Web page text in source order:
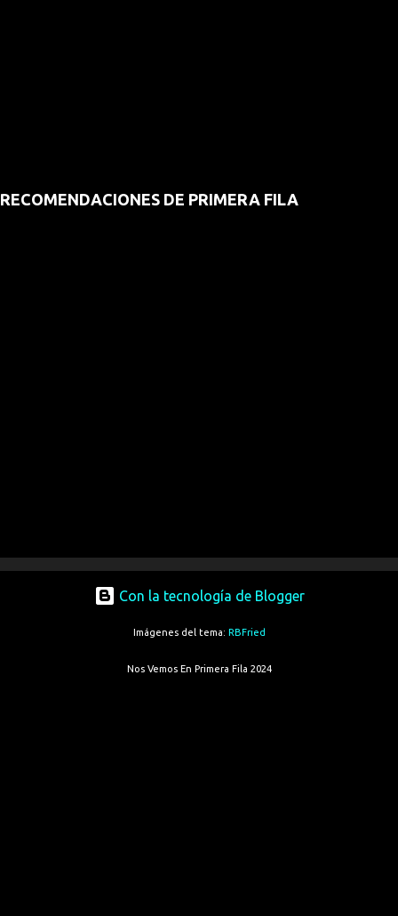
RECOMENDACIONES DE PRIMERA FILA
Con la tecnología de Blogger
Imágenes del tema: RBFried
Nos Vemos En Primera Fila 2024